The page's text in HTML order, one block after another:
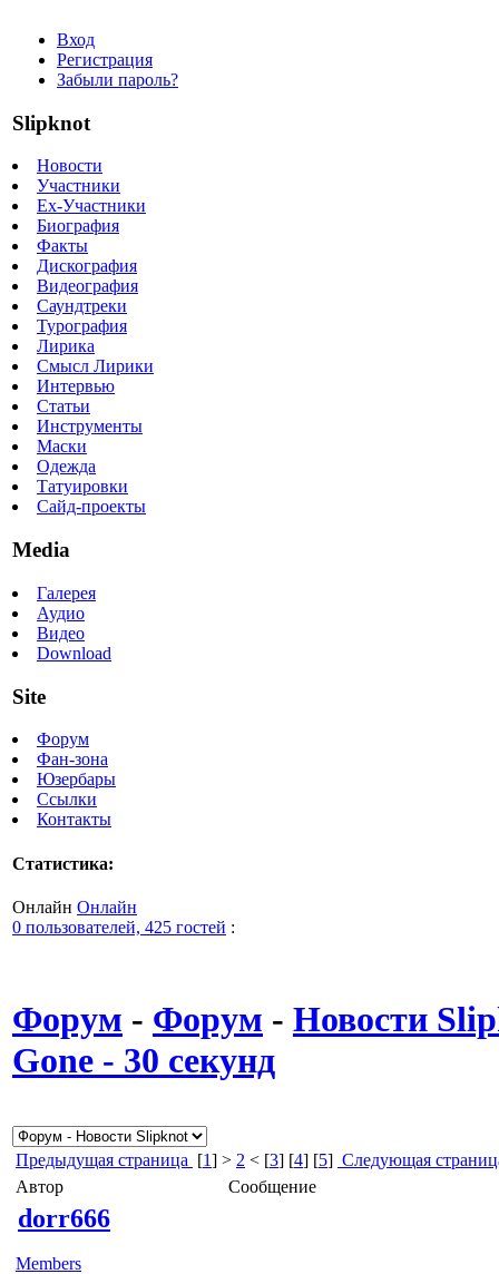
Вход
Регистрация
Забыли пароль?
Slipknot
Новости
Участники
Ex-Участники
Биография
Факты
Дискография
Видеография
Саундтреки
Турография
Лирика
Смысл Лирики
Интервью
Статьи
Инструменты
Маски
Одежда
Татуировки
Сайд-проекты
Media
Галерея
Аудио
Видео
Download
Site
Форум
Фан-зона
Юзербары
Ссылки
Контакты
Статистика:
Онлайн Онлайн
0 пользователей, 425 гостей :
Форум - Форум - Новости
Gone - 30 секунд
Предыдущая страница [1] > 2 < [3] [4] [5] Следующая
Автор
Сообщение
dorr666
Members